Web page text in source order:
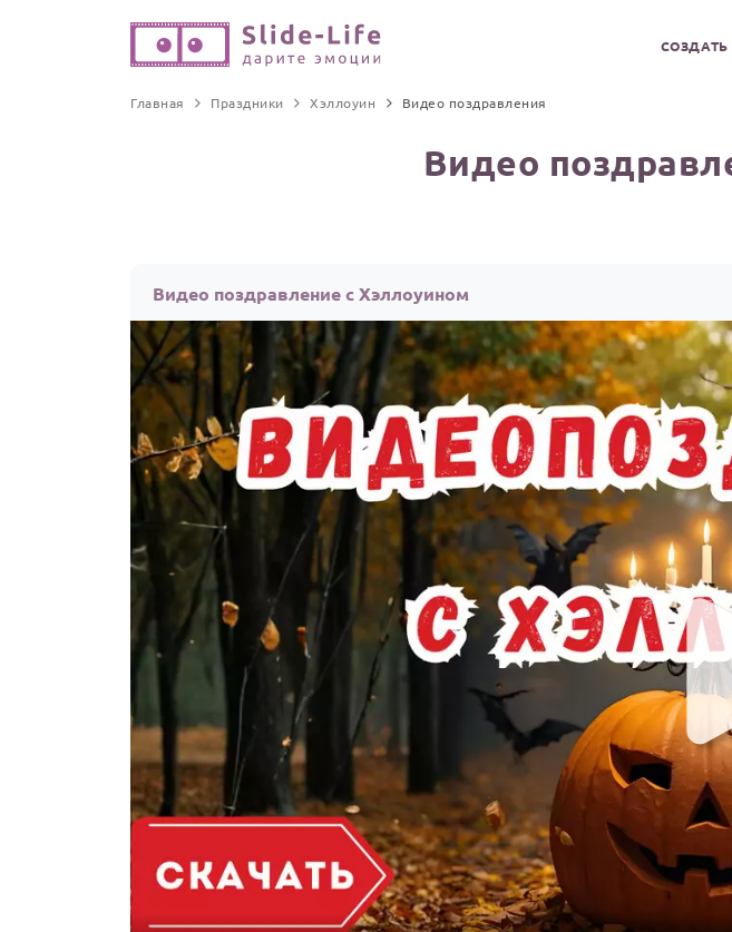
Главная Праздники Хэллоуин Видео поздравления
Видео
Видео поздравление с Хэллоуином